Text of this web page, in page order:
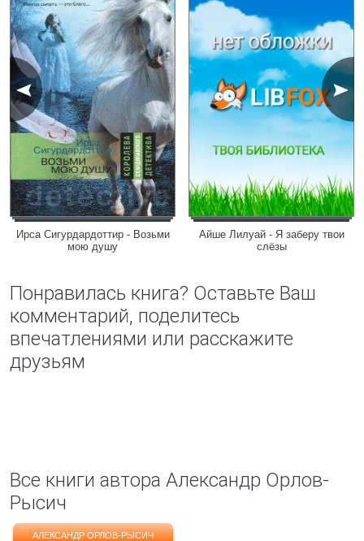
Ирса Сигурдардоттир - Возьми
мою душу
Айше Лилуай - Я заберу твои
слёзы
Понравилась книга? Оставьте Ваш
комментарий, поделитесь
впечатлениями или расскажите
друзьям
Все книги автора Александр Орлов-
Рысич
АЛЕКСАНДР ОРЛОВ-РЫСИЧ